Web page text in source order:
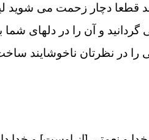
قطعا دچار زحمت مى ‏شويد
و آن را در دلهاى شما
در نظرتان ناخوشايند ساخت